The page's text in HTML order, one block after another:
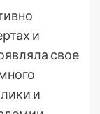
и
свое
и